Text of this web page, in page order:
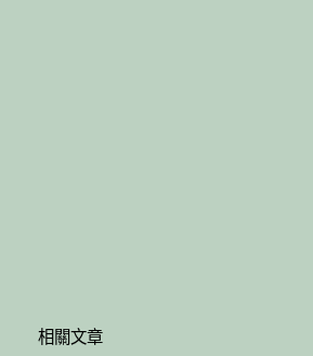
相關文章